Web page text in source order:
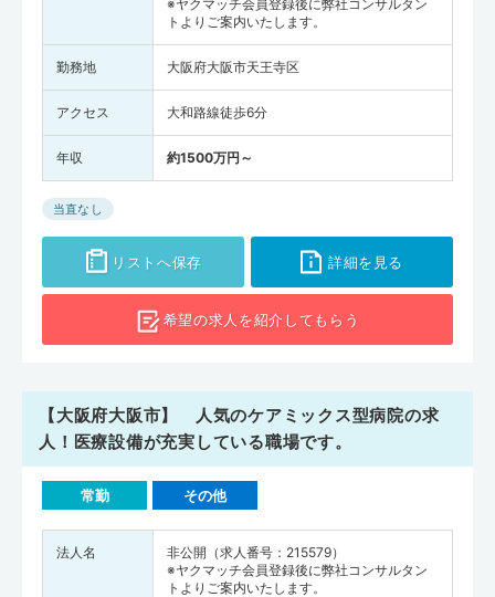
※ヤクマッチ会員登録後に弊社コンサルタン
トよりご案内いたします。
勤務地 大阪府大阪市天王寺区
アクセス 大和路線徒歩6分
年収 約1500万円～
当直なし
リストへ保存 詳細を見る
希望の求人を紹介してもらう
【大阪府大阪市】 人気のケアミックス型病院の求
人！医療設備が充実している職場です。
常勤 その他
法人名
非公開（求人番号：215579）
※ヤクマッチ会員登録後に弊社コンサルタン
トよりご案内いたします。